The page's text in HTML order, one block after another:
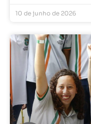
10 de junho de 2026